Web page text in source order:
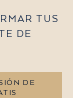
TUS
DE
DE